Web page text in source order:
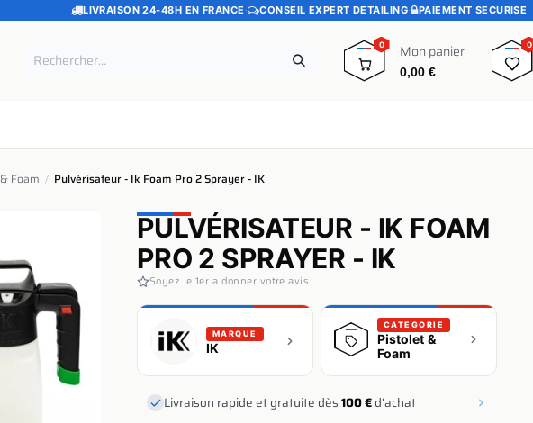
LIVRAISON 24-48H EN FRANCE · CONSEIL EXPERT DETAILING· PAIEMENT SECURISE
0 Mon panier
0,00€
0
0
Foam / Pulvérisateur - Ik Foam Pro 2 Sprayer - IK
PULVÉRISATEUR - IK FOAM
PRO 2 SPRAYER - IK
Soyez le 1er a donner votre avis
MARQUE
IK
CATEGORIE
Pistolet &
Foam
Livraison rapide et gratuite dès100 €d'achat